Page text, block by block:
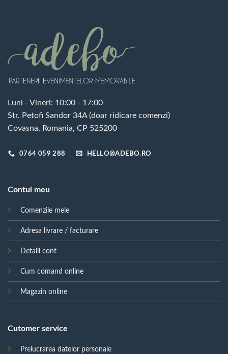
Luni - Vineri: 10:00 - 17:00
Str. Petofi Sandor 34A (doar ridicare comenzi)
Covasna, Romania, CP 525200
0764 059 288 HELLO@ADEBO.RO
Contul meu
Comenzile mele
Adresa livrare / facturare
Detalii cont
Cum comand online
Magazin online
Cutomer service
Prelucrarea datelor personale